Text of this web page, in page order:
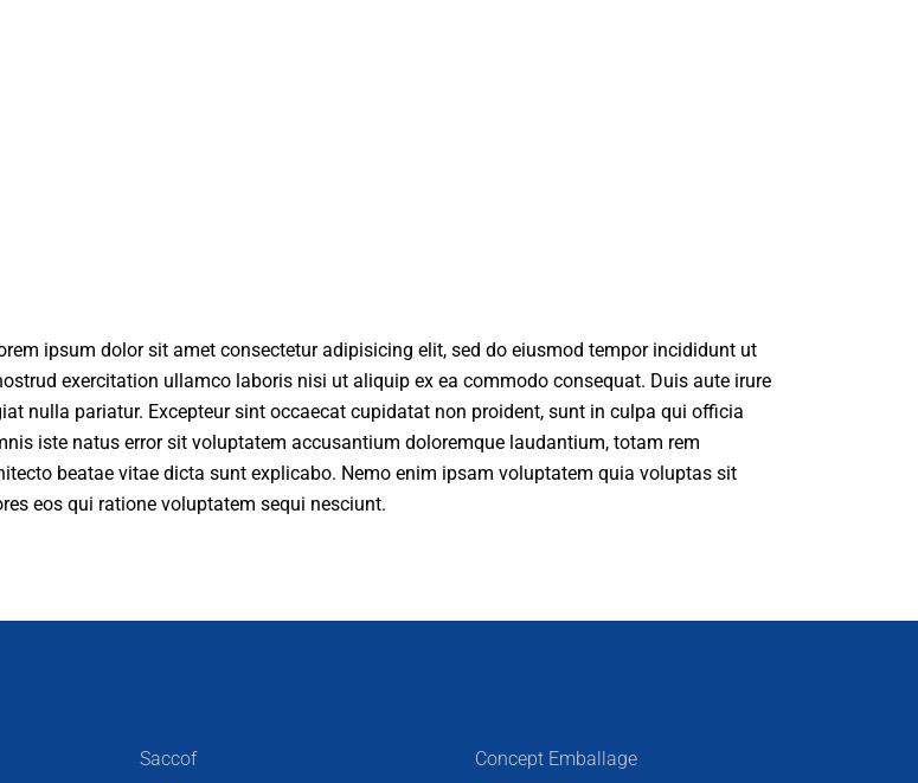
ipsum dolor sit amet consectetur adipisicing elit, sed do eiusmod tempor incididunt ut
exercitation ullamco laboris nisi ut aliquip ex ea commodo consequat. Duis aute irure
nulla pariatur. Excepteur sint occaecat cupidatat non proident, sunt in culpa qui officia
iste natus error sit voluptatem accusantium doloremque laudantium, totam rem
beatae vitae dicta sunt explicabo. Nemo enim ipsam voluptatem quia voluptas sit
eos qui ratione voluptatem sequi nesciunt.
Saccof
Concept Emballage